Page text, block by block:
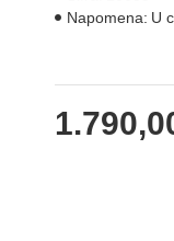
Napomena: U